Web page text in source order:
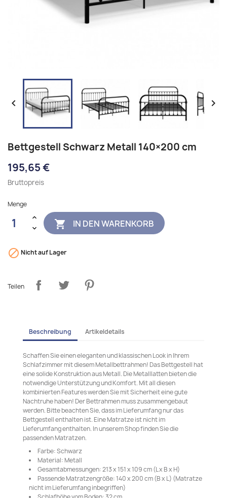
 
Bettgestell Schwarz Metall 140×200 cm
195,65 €
Bruttopreis
Menge
 IN DEN WARENKORB
 Nicht auf Lager
Teilen
Beschreibung Artikeldetails
Schaffen Sie einen eleganten und klassischen Look in Ihrem
Schlafzimmer mit diesem Metallbettrahmen! Das Bettgestell hat
eine solide Konstruktion aus Metall. Die Metalllatten bieten die
notwendige Unterstützung und Komfort. Mit all diesen
kombinierten Features werden Sie mit Sicherheit eine gute
Nachtruhe haben! Der Bettrahmen muss zusammengebaut
werden. Bitte beachten Sie, dass im Lieferumfang nur das
Bettgestell enthalten ist. Eine Matratze ist nicht im
Lieferumfang enthalten. In unserem Shop finden Sie die
passenden Matratzen.
Farbe: Schwarz
Material: Metall
Gesamtabmessungen: 213 x 151 x 109 cm (L x B x H)
Passende Matratzengröße: 140 x 200 cm (B x L) (Matratze
nicht im Lieferumfang inbegriffen)